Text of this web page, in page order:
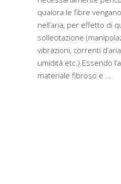
qualora le fibre
nell’aria, per effetto di
sollecitazione
vibrazioni, correnti
umidità etc.).Essendo
materiale fibroso e